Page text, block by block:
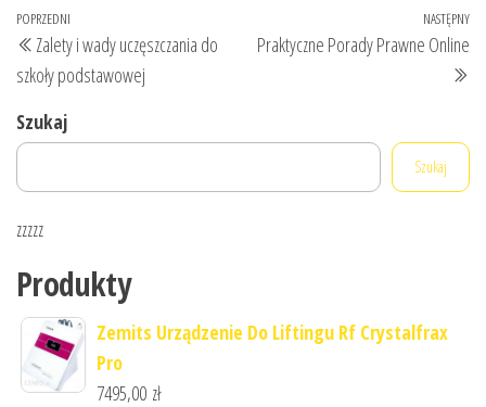
Nawigacja
wpisu
Poprzedni
wpis
POPRZEDNI
Zalety i wady uczęszczania do
szkoły podstawowej
NASTĘPNY
Praktyczne Porady Prawne Online
Szukaj
Szukaj
zzzzz
Produkty
Zemits Urządzenie Do Liftingu Rf Crystalfrax
Pro
7495,00 zł